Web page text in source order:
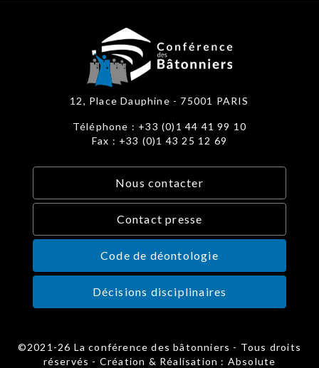
12, Place Dauphine - 75001 PARIS
Téléphone : +33 (0)1 44 41 99 10
Fax : +33 (0)1 43 25 12 69
Nous contacter
Contact presse
Code de déontologie
Décisions disciplinaires
©2021-26 La conférence des bâtonniers - Tous droits
réservés - Création & Réalisation : Absolute